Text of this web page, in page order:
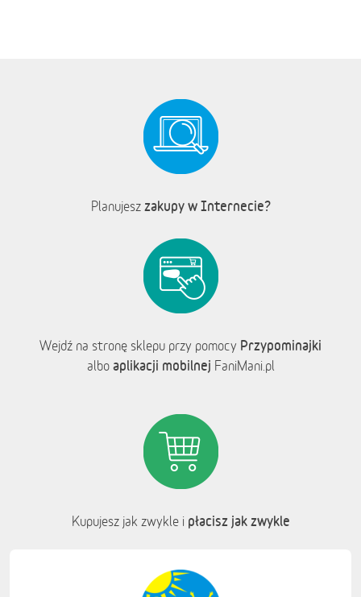
Planujesz zakupy w Internecie?
Wejdź na stronę sklepu przy pomocy Przypominajki
albo aplikacji mobilnej FaniMani.pl
Kupujesz jak zwykle i płacisz jak zwykle